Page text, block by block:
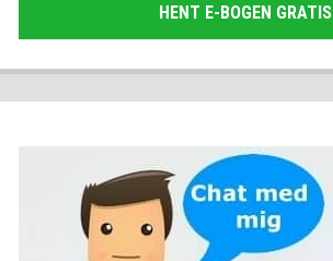
HENT E-BOGEN GRATIS